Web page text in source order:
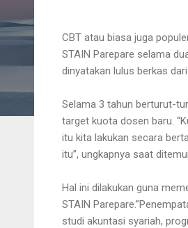
CBT atau biasa juga
STAIN Parepare selama
dinyatakan lulus berkas
Selama 3 tahun berturut-
target kuota dosen baru.
itu kita lakukan secara
itu”, ungkapnya saat
Hal ini dilakukan guna
STAIN
studi akuntasi syariah,